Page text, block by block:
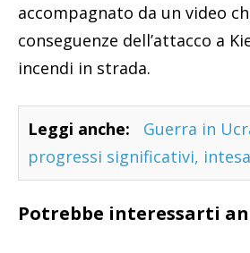
accompagnato da un video
conseguenze dell’attacco a
incendi in strada.
Leggi anche:
Guerra in
progressi significativi,
Potrebbe interessarti